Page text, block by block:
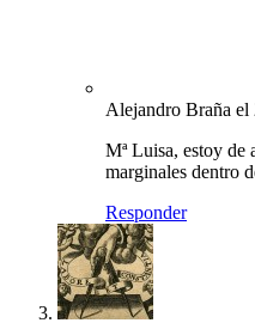
Alejandro Braña el
Mª Luisa, estoy de
marginales dentro
Responder